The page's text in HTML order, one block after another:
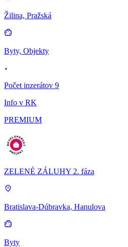
Žilina, Pražská
Byty, Objekty
Počet inzerátov 9
Info v RK
PREMIUM
ZELENÉ ZÁLUHY 2. fáza
Bratislava-Dúbravka, Hanulova
Byty